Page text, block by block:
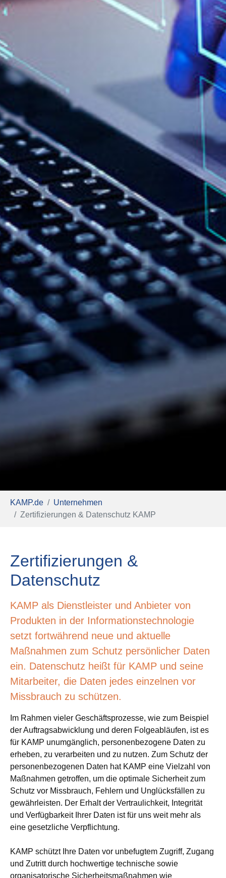
KAMP.de
Unternehmen
Zertifizierungen & Datenschutz KAMP
Zertifizierungen &
Datenschutz
KAMP als Dienstleister und Anbieter von
Produkten in der Informationstechnologie
setzt fortwährend neue und aktuelle
Maßnahmen zum Schutz persönlicher Daten
ein. Datenschutz heißt für KAMP und seine
Mitarbeiter, die Daten jedes einzelnen vor
Missbrauch zu schützen.
Im Rahmen vieler Geschäftsprozesse, wie zum Beispiel
der Auftragsabwicklung und deren Folgeabläufen, ist es
für KAMP unumgänglich, personenbezogene Daten zu
erheben, zu verarbeiten und zu nutzen. Zum Schutz der
personenbezogenen Daten hat KAMP eine Vielzahl von
Maßnahmen getroffen, um die optimale Sicherheit zum
Schutz vor Missbrauch, Fehlern und Unglücksfällen zu
gewährleisten. Der Erhalt der Vertraulichkeit, Integrität
und Verfügbarkeit Ihrer Daten ist für uns weit mehr als
eine gesetzliche Verpflichtung.
KAMP schützt Ihre Daten vor unbefugtem Zugriff, Zugang
und Zutritt durch hochwertige technische sowie
organisatorische Sicherheitsmaßnahmen wie